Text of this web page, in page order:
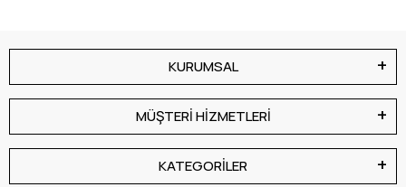
KURUMSAL
MÜŞTERİ HİZMETLERİ
KATEGORİLER